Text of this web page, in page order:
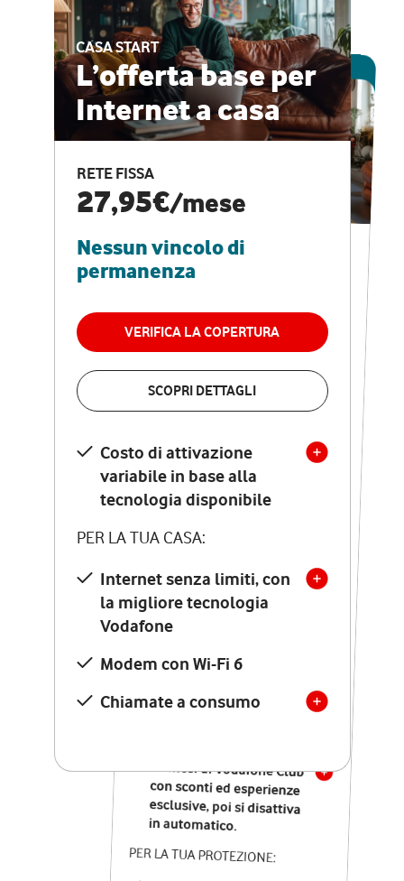
CASA START
L’offerta base per
Internet a casa
RETE FISSA
27,95€/mese
Nessun vincolo di
permanenza
VERIFICA LA COPERTURA
SCOPRI DETTAGLI
Costo di attivazione
variabile in base alla
tecnologia disponibile
PER LA TUA CASA:
Internet senza limiti, con
la migliore tecnologia
Vodafone
Modem con Wi-Fi 6
Chiamate a consumo
ESCLUSIVA ONLINE
CASA PRO
Internet veloce e
vantaggi speciali
RETE FISSA + VODAFONE CLUB
29,95€
permanenza
VERIFICA LA COPERTURA
Costo di attivazione
variabile in base alla
tecnologia disponibile
PER LA TUA CASA:
Internet senza limiti, con
la migliore tecnologia
Vodafone
Modem Seven con Wi-Fi 7
Chiamate illimitate verso
numeri fissi e mobili
nazionali
12 mesi di Vodafone Club
con sconti ed esperienze
esclusive, poi si disattiva
in automatico.
PER LA TUA PROTEZIONE: